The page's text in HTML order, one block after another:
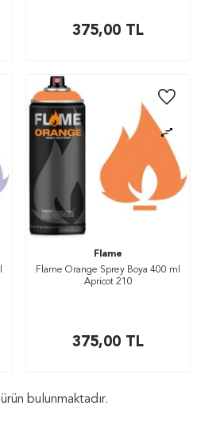
375,00 TL
Flame
Flame Orange Sprey Boya 400 ml
Apricot 210
375,00 TL
ürün bulunmaktadır.